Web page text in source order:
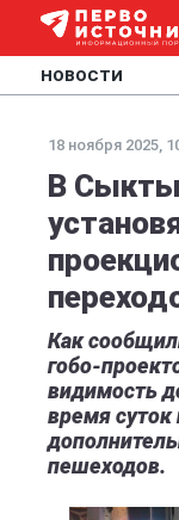
НОВОСТИ
18 ноября 2025,
В
Как
гобо-
видимость
время суток
пешеходов.